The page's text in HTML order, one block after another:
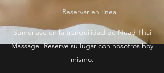
Reservar en línea
Sumérjase en la tranquilidad de Nuad Thai
Massage. Reserve su lugar con nosotros hoy
mismo.